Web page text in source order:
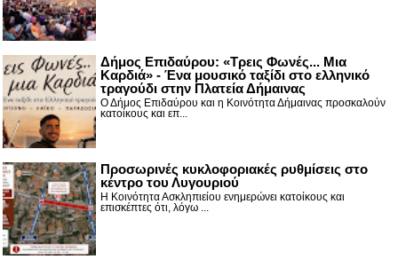
Δήμος Επιδαύρου: «Τρεις Φωνές... Μια
Καρδιά» - Ένα μουσικό ταξίδι στο ελληνικό
τραγούδι στην Πλατεία Δήμαινας
Ο Δήμος Επιδαύρου και η Κοινότητα Δήμαινας προσκαλούν
κατοίκους και επ...
Προσωρινές κυκλοφοριακές ρυθμίσεις στο
κέντρο του Λυγουριού
Η Κοινότητα Ασκληπιείου ενημερώνει κατοίκους και
επισκέπτες ότι, λόγω ...